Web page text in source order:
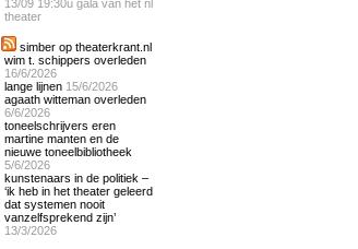
13/09 19:30u gala van het nl
theater
simber op theaterkrant.nl
wim t. schippers overleden
16/6/2026
lange lijnen 15/6/2026
agaath witteman overleden
6/6/2026
toneelschrijvers eren
martine manten en de
nieuwe toneelbibliotheek
5/6/2026
kunstenaars in de politiek –
‘ik heb in het theater geleerd
dat systemen nooit
vanzelfsprekend zijn’
13/3/2026